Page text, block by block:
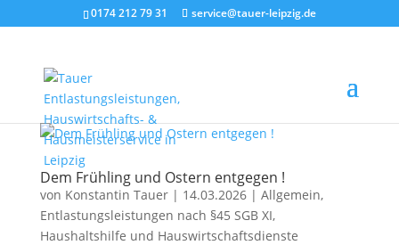
0174 212 79 31 service@tauer-leipzig.de
Dem Frühling und Ostern entgegen !
von Konstantin Tauer| 14.03.2026| Allgemein,
Entlastungsleistungen nach §45 SGB XI,
Haushaltshilfe und Hauswirtschaftsdienste